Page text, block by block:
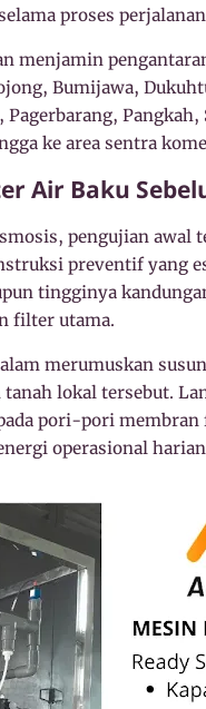
proses
menjamin
Bumijawa,
ke area sentra
Air Baku
pengujian awal
preventif yang
tingginya
filter utama.
merumuskan
lokal tersebut.
pori-pori
operasional